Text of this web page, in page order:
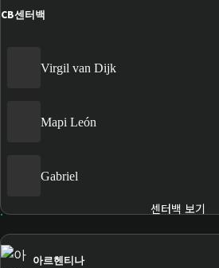
CB센터백
Virgil van Dijk
Mapi León
Gabriel
센터백 보기
아르헨티나